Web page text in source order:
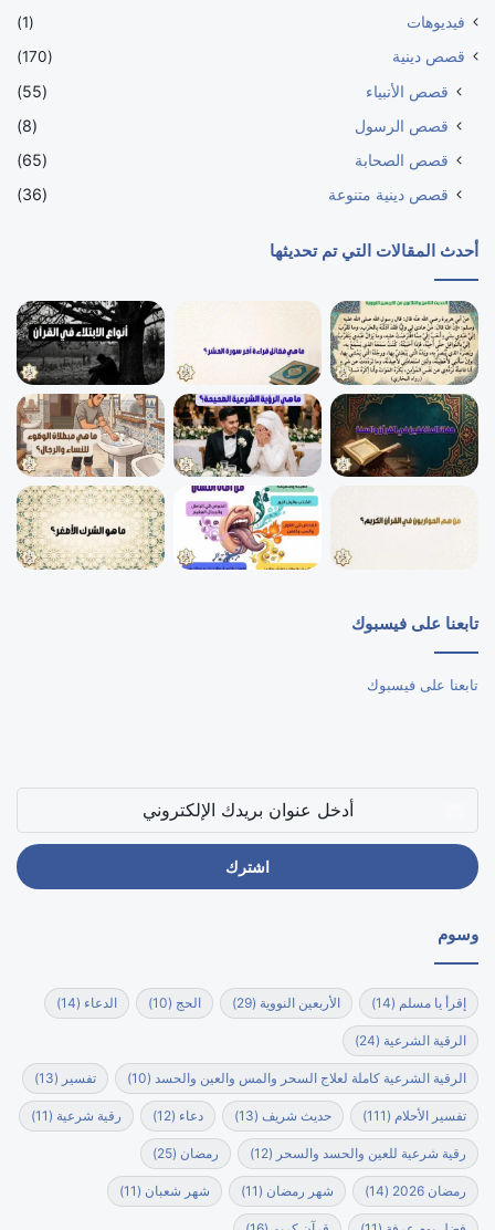
فيديوهات
(1)
قصص دينية
(170)
قصص الأنبياء
(55)
قصص الرسول
(8)
قصص الصحابة
(65)
قصص دينية متنوعة
(36)
أحدث المقالات التي تم تحديثها
تابعنا على فيسبوك
تابعنا على فيسبوك
بريدك
الإلكتروني
وسوم
إقرأ يا مسلم (14) الأربعين النووية (29) الحج (10) الدعاء (14)
الرقية الشرعية (24)
الرقية الشرعية كاملة لعلاج السحر والمس والعين والحسد (10) تفسير (13)
تفسير الأحلام (111) حديث شريف (13) دعاء (12) رقية شرعية (11)
رقية شرعية للعين والحسد والسحر (12) رمضان (25)
رمضان 2026 (14) شهر رمضان (11) شهر شعبان (11)